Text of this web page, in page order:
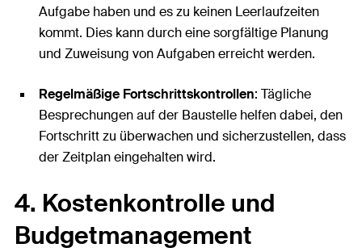
Aufgabe haben und es zu keinen Leerlaufzeiten
kommt. Dies kann durch eine sorgfältige Planung
und Zuweisung von Aufgaben erreicht werden.
Regelmäßige Fortschrittskontrollen: Tägliche
Besprechungen auf der Baustelle helfen dabei, den
Fortschritt zu überwachen und sicherzustellen, dass
der Zeitplan eingehalten wird.
4. Kostenkontrolle und
Budgetmanagement